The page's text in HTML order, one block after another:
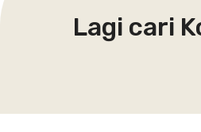
Lagi cari